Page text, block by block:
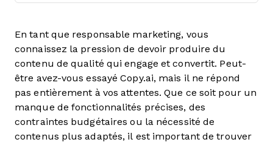
En tant que responsable marketing, vous
connaissez la pression de devoir produire du
contenu de qualité qui engage et convertit. Peut-
être avez-vous essayé Copy.ai, mais il ne répond
pas entièrement à vos attentes. Que ce soit pour un
manque de fonctionnalités précises, des
contraintes budgétaires ou la nécessité de
contenus plus adaptés, il est important de trouver